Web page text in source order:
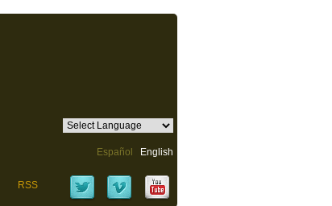
Español English
RSS